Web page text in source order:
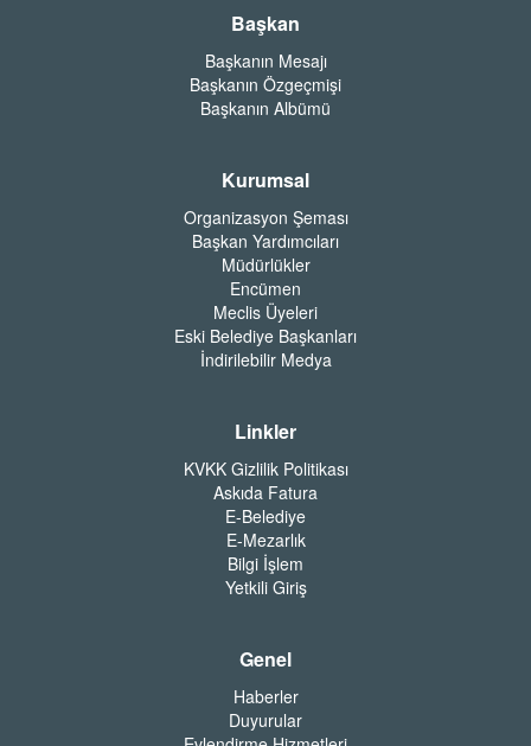
Başkan
Başkanın Mesajı
Başkanın Özgeçmişi
Başkanın Albümü
Kurumsal
Organizasyon Şeması
Başkan Yardımcıları
Müdürlükler
Encümen
Meclis Üyeleri
Eski Belediye Başkanları
İndirilebilir Medya
Linkler
KVKK Gizlilik Politikası
Askıda Fatura
E-Belediye
E-Mezarlık
Bilgi İşlem
Yetkili Giriş
Genel
Haberler
Duyurular